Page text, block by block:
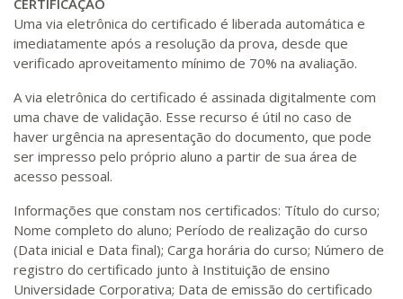
CERTIFICAÇÃO
Uma via eletrônica do certificado é liberada automática e
imediatamente após a resolução da prova, desde que
verificado aproveitamento mínimo de 70% na avaliação.
A via eletrônica do certificado é assinada digitalmente com
uma chave de validação. Esse recurso é útil no caso de
haver urgência na apresentação do documento, que pode
ser impresso pelo próprio aluno a partir de sua área de
acesso pessoal.
Informações que constam nos certificados: Título do curso;
Nome completo do aluno; Período de realização do curso
(Data inicial e Data final); Carga horária do curso; Número de
registro do certificado junto à Instituição de ensino
Universidade Corporativa; Data de emissão do certificado